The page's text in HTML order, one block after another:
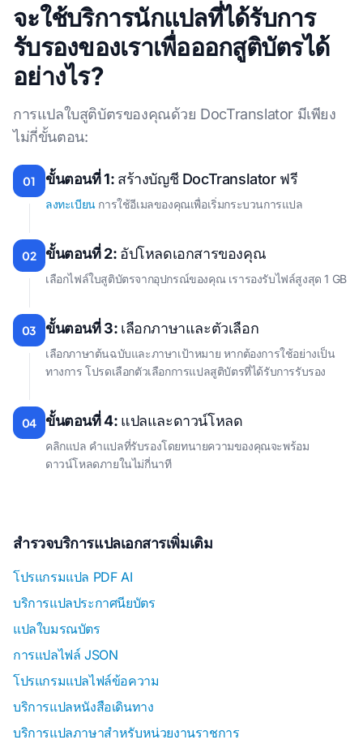
จะใช้บริการนักแปลที่ได้รับการ
รับรองของเราเพื่อออกสูติบัตรได้
อย่างไร?
การแปลใบสูติบัตรของคุณด้วย DocTranslator มีเพียง
ไม่กี่ขั้นตอน:
01 ขั้นตอนที่ 1: สร้างบัญชี DocTranslator ฟรี
ลงทะเบียนการใช้อีเมลของคุณเพื่อเริ่มกระบวนการแปล
02 ขั้นตอนที่ 2: อัปโหลดเอกสารของคุณ
เลือกไฟล์ใบสูติบัตรจากอุปกรณ์ของคุณ เรารองรับไฟล์สูงสุด 1 GB
03 ขั้นตอนที่ 3: เลือกภาษาและตัวเลือก
เลือกภาษาต้นฉบับและภาษาเป้าหมาย หากต้องการใช้อย่างเป็น
ทางการ โปรดเลือกตัวเลือกการแปลสูติบัตรที่ได้รับการรับรอง
04 ขั้นตอนที่ 4: แปลและดาวน์โหลด
คลิกแปล คำแปลที่รับรองโดยทนายความของคุณจะพร้อม
ดาวน์โหลดภายในไม่กี่นาที
สำรวจบริการแปลเอกสารเพิ่มเติม
โปรแกรมแปล PDF AI
บริการแปลประกาศนียบัตร
แปลใบมรณบัตร
การแปลไฟล์ JSON
โปรแกรมแปลไฟล์ข้อความ
บริการแปลหนังสือเดินทาง
บริการแปลภาษาสำหรับหน่วยงานราชการ